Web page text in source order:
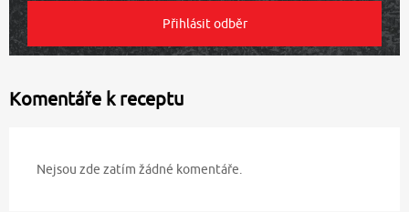
Komentáře k receptu
Nejsou zde zatím žádné komentáře.